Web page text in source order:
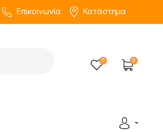
Επικοινωνία Κατάστημα
0
0